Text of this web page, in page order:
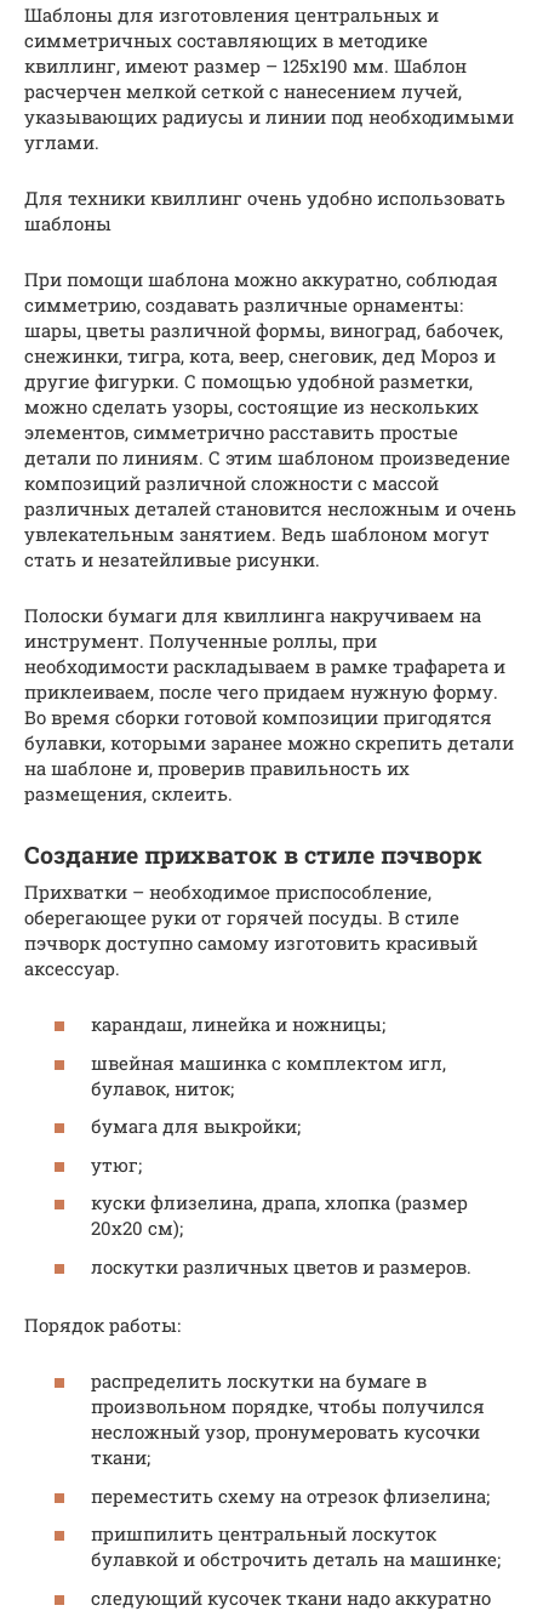
Шаблоны для изготовления центральных и
симметричных составляющих в методике
квиллинг, имеют размер – 125х190 мм. Шаблон
расчерчен мелкой сеткой с нанесением лучей,
указывающих радиусы и линии под необходимыми
углами.
Для техники квиллинг очень удобно использовать
шаблоны
При помощи шаблона можно аккуратно, соблюдая
симметрию, создавать различные орнаменты:
шары, цветы различной формы, виноград, бабочек,
снежинки, тигра, кота, веер, снеговик, дед Мороз и
другие фигурки. С помощью удобной разметки,
можно сделать узоры, состоящие из нескольких
элементов, симметрично расставить простые
детали по линиям. С этим шаблоном произведение
композиций различной сложности с массой
различных деталей становится несложным и очень
увлекательным занятием. Ведь шаблоном могут
стать и незатейливые рисунки.
Полоски бумаги для квиллинга накручиваем на
инструмент. Полученные роллы, при
необходимости раскладываем в рамке трафарета и
приклеиваем, после чего придаем нужную форму.
Во время сборки готовой композиции пригодятся
булавки, которыми заранее можно скрепить детали
на шаблоне и, проверив правильность их
размещения, склеить.
Создание прихваток в стиле пэчворк
Прихватки – необходимое приспособление,
оберегающее руки от горячей посуды. В стиле
пэчворк доступно самому изготовить красивый
аксессуар.
карандаш, линейка и ножницы;
швейная машинка с комплектом игл,
булавок, ниток;
бумага для выкройки;
утюг;
куски флизелина, драпа, хлопка (размер
20х20 см);
лоскутки различных цветов и размеров.
Порядок работы:
распределить лоскутки на бумаге в
произвольном порядке, чтобы получился
несложный узор, пронумеровать кусочки
ткани;
переместить схему на отрезок флизелина;
пришпилить центральный лоскуток
булавкой и обстрочить деталь на машинке;
следующий кусочек ткани надо аккуратно